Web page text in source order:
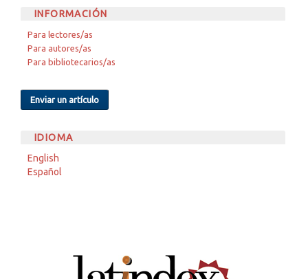
INFORMACIÓN
Para lectores/as
Para autores/as
Para bibliotecarios/as
Enviar un artículo
IDIOMA
English
Español